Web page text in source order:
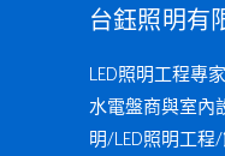
台鈺照明有
LED照明工程專
水電盤商與室內
明/LED照明工